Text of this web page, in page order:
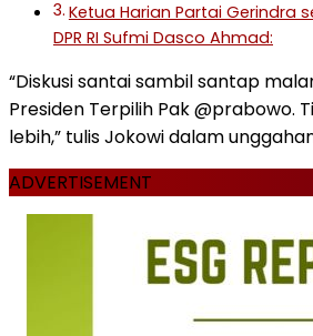
Ketua Harian Partai Gerindra
DPR RI Sufmi Dasco Ahmad:
“Diskusi santai sambil santap
Presiden Terpilih Pak @prabowo.
lebih,” tulis Jokowi dalam
ADVERTISEMENT